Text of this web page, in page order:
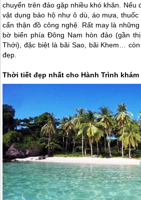
chuyển trên đảo gặp nhiều khó khăn. Nếu
vật dụng bảo hộ như ô dù, áo mưa, thuốc
cẩn thận đồ công nghệ. Rất may là
bờ biển phía Đông Nam hòn đảo (gần
Thới), đặc biệt là bãi Sao, bãi Khem…
đẹp.
Thời tiết đẹp nhất cho Hành Trình khám